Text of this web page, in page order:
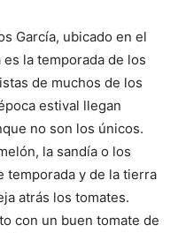
García, ubicado en el
la temporada de los
de muchos de los
estival llegan
no son los únicos.
la sandía o los
temporada y de la tierra
atrás los tomates.
con un buen tomate de